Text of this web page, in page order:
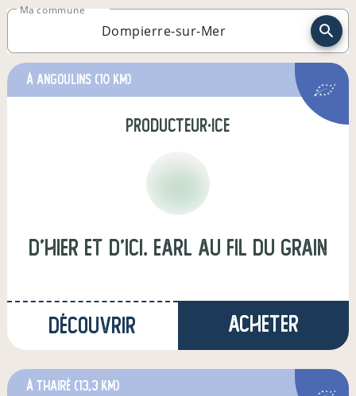
Ma commune
à Angoulins (10 km)
producteur·ice
D'hier et d'ici. earl au fil du grain
Découvrir Acheter
à Thairé (13,3 km)